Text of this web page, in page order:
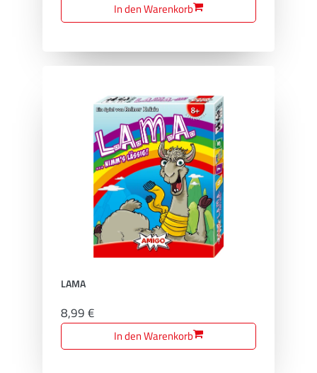
In den Warenkorb
LAMA
8,99 €
In den Warenkorb